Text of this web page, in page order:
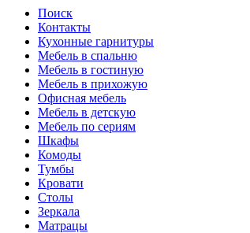
Поиск
Контакты
Кухонные гарнитуры
Мебель в спальню
Мебель в гостиную
Мебель в прихожую
Офисная мебель
Мебель в детскую
Мебель по сериям
Шкафы
Комоды
Тумбы
Кровати
Столы
Зеркала
Матрацы